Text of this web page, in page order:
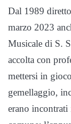
Dal 1989
marzo 2023
Musicale di S.
accolta con
mettersi in
gemellaggio,
erano incontrati